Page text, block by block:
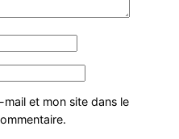
et mon site dans le